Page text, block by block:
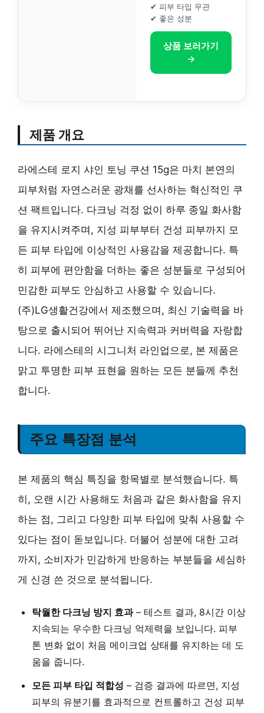
✔ 피부 타입 무관
✔ 좋은 성분
상품 보러가기
→
제품 개요
라에스테 로지 샤인 토닝 쿠션 15g은 마치 본연의
피부처럼 자연스러운 광채를 선사하는 혁신적인 쿠
션 팩트입니다. 다크닝 걱정 없이 하루 종일 화사함
을 유지시켜주며, 지성 피부부터 건성 피부까지 모
든 피부 타입에 이상적인 사용감을 제공합니다. 특
히 피부에 편안함을 더하는 좋은 성분들로 구성되어
민감한 피부도 안심하고 사용할 수 있습니다.
(주)LG생활건강에서 제조했으며, 최신 기술력을 바
탕으로 출시되어 뛰어난 지속력과 커버력을 자랑합
니다. 라에스테의 시그니처 라인업으로, 본 제품은
맑고 투명한 피부 표현을 원하는 모든 분들께 추천
합니다.
주요 특장점 분석
본 제품의 핵심 특징을 항목별로 분석했습니다. 특
히, 오랜 시간 사용해도 처음과 같은 화사함을 유지
하는 점, 그리고 다양한 피부 타입에 맞춰 사용할 수
있다는 점이 돋보입니다. 더불어 성분에 대한 고려
까지, 소비자가 민감하게 반응하는 부분들을 세심하
게 신경 쓴 것으로 분석됩니다.
탁월한 다크닝 방지 효과– 테스트 결과, 8시간 이상
지속되는 우수한 다크닝 억제력을 보입니다. 피부
톤 변화 없이 처음 메이크업 상태를 유지하는 데 도
움을 줍니다.
모든 피부 타입 적합성 – 검증 결과에 따르면, 지성
피부의 유분기를 효과적으로 컨트롤하고 건성 피부